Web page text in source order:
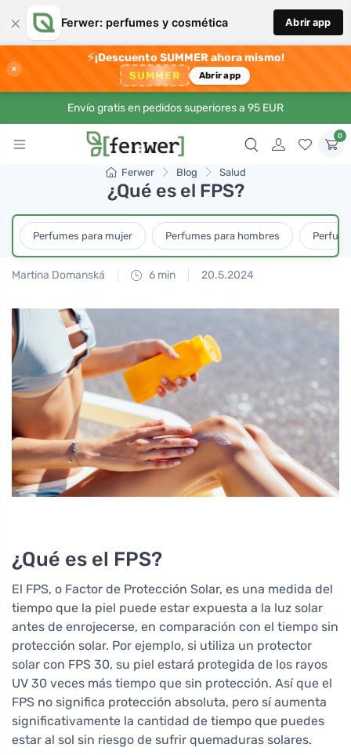
× Ferwer: perfumes y cosmética Abrir app
×
⚡¡Descuento SUMMER ahora mismo!
SUMMER Abrir app
Envío gratis en pedidos superiores a 95 EUR
0
Ferwer Blog Salud
¿Qué es el FPS?
Perfumes para mujer Perfumes para hombres
Martina Domanská 6 min 20.5.2024
¿Qué es el FPS?
El FPS, o Factor de Protección Solar, es una medida del
tiempo que la piel puede estar expuesta a la luz solar
antes de enrojecerse, en comparación con el tiempo sin
protección solar. Por ejemplo, si utiliza un protector
solar con FPS 30, su piel estará protegida de los rayos
UV 30 veces más tiempo que sin protección. Así que el
FPS no significa protección absoluta, pero sí aumenta
significativamente la cantidad de tiempo que puedes
estar al sol sin riesgo de sufrir quemaduras solares.